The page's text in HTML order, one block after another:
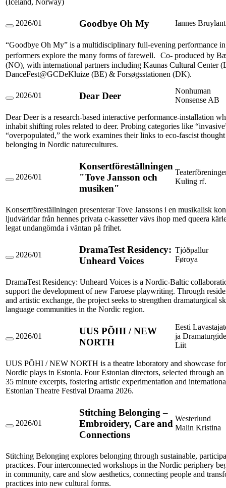
Goodbye
My
2026/01 Goodbye Oh My Iannes Bruylant
“Goodbye Oh My” is a multidisciplinary full-evening performance
performers explore the many forms of farewell. Co- produced by
(NO), with international partners including Kaunas Cultural Center
DanceFest@GCDeKluize (BE) & Forsøgsstationen (DK).
Dear
2026/01 Dear Deer
Nonhuman
Nonsense AB
Dear Deer is a research-based interactive performance-installation
inhabit shifting roles related to deer. Probing categories like
“overpopulated,” the work examines their links to eco-fascist
belonging in Nordic naturecultures.
Konsertföreställningen
och
musiken"
2026/01
Konsertföreställningen
"Tove Jansson och
musiken"
Kuling rf.
Konsertföreställningen presenterar Tove Janssons i en musikalisk
ljudvärldar från hennes privata c-kassetter vävs ihop med queera
legat undangömda i väntan på frihet.
DramaTest
Voices
2026/01
DramaTest Residency:
Unheard Voices
Tjóðpallur
Føroya
DramaTest Residency: Unheard Voices is a Nordic-Baltic
support the development of new Faroese playwriting. Through
and artistic exchange, the project seeks to strengthen dramaturgical
language communities in the Nordic region.
UUS
NEW
NORTH
2026/01
UUS PÕHI / NEW
NORTH
Eesti
ja Dramaturgide
Liit
UUS PÕHI / NEW NORTH is a theatre laboratory and showcase
Nordic plays in Estonia. Four Estonian directors, selected through an
35 minute excerpts, fostering artistic experimentation and
Estonian Theatre Festival Draama 2026.
Stitching
Embroidery,
Care
and
Connections
2026/01
Stitching Belonging –
Embroidery, Care and
Connections
Westerlund
Malin Kristina
Stitching Belonging explores belonging through sustainable,
practices. Four interconnected workshops in the Nordic periphery
in community, care and slow aesthetics, connecting people and
practices into new cultural forms.